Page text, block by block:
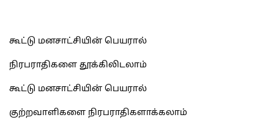
கூட்டு மனசாட்சியின் பெயரால்
நிரபராதிகளை தூக்கிலிடலாம்
கூட்டு மனசாட்சியின் பெயரால்
குற்றவாளிகளை நிரபராதிகளாக்கலாம்